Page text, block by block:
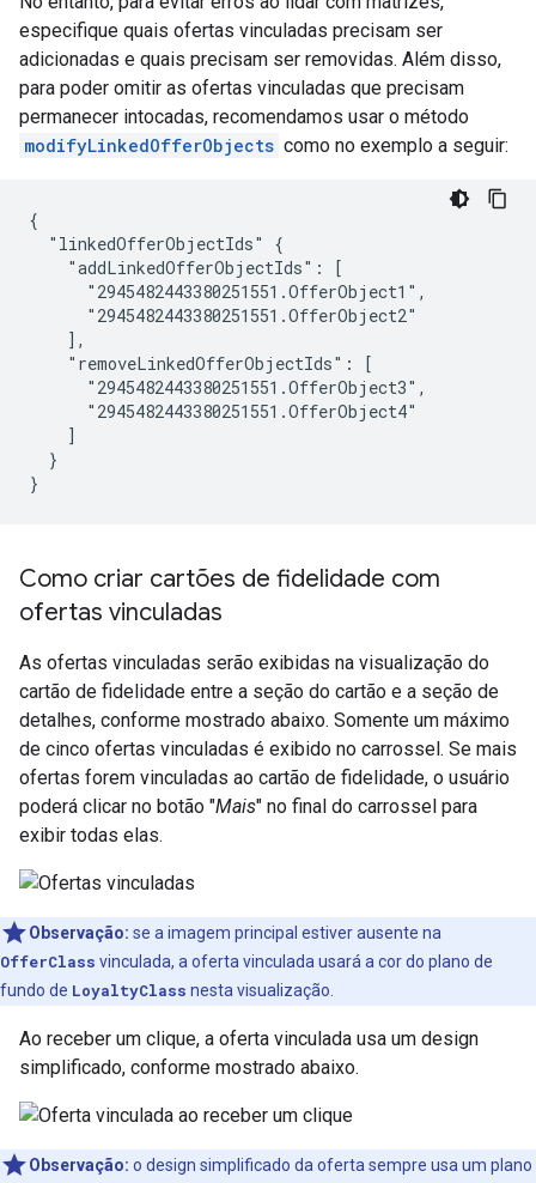
especifique quais ofertas vinculadas precisam ser
adicionadas e quais precisam ser removidas. Além disso,
para poder omitir as ofertas vinculadas que precisam
permanecer intocadas, recomendamos usar o método
modifyLinkedOfferObjects como no exemplo a seguir:
{
  "linkedOfferObjectIds" {
    "addLinkedOfferObjectIds": [
      "2945482443380251551.OfferObject1",
      "2945482443380251551.OfferObject2"
    ],
    "removeLinkedOfferObjectIds": [
      "2945482443380251551.OfferObject3",
      "2945482443380251551.OfferObject4"
    ]
  }
}
Como criar cartões de fidelidade com
ofertas vinculadas
As ofertas vinculadas serão exibidas na visualização do
cartão de fidelidade entre a seção do cartão e a seção de
detalhes, conforme mostrado abaixo. Somente um máximo
de cinco ofertas vinculadas é exibido no carrossel. Se mais
ofertas forem vinculadas ao cartão de fidelidade, o usuário
poderá clicar no botão "Mais" no final do carrossel para
exibir todas elas.
Observação: se a imagem principal estiver ausente na
OfferClass vinculada, a oferta vinculada usará a cor do plano de
fundo de LoyaltyClass nesta visualização.
Ao receber um clique, a oferta vinculada usa um design
simplificado, conforme mostrado abaixo.
Observação: o design simplificado da oferta sempre usa um plano